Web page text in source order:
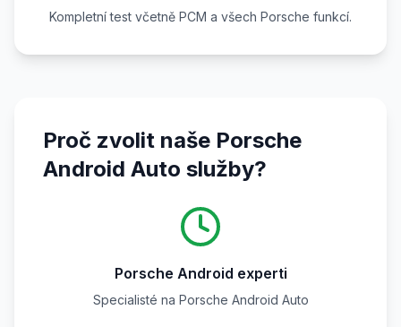
Kompletní test včetně PCM a všech Porsche funkcí.
Proč zvolit naše Porsche
Android Auto služby?
Porsche Android experti
Specialisté na Porsche Android Auto